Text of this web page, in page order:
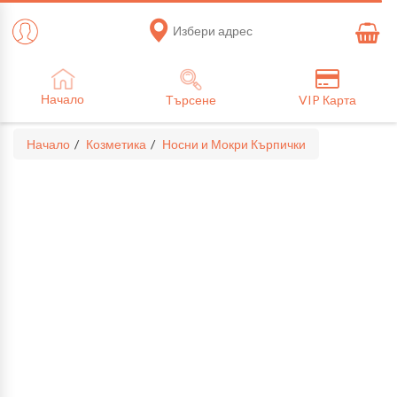
Избери адрес
Начало Търсене VIP Карта
Начало Козметика Носни и Мокри Кърпички